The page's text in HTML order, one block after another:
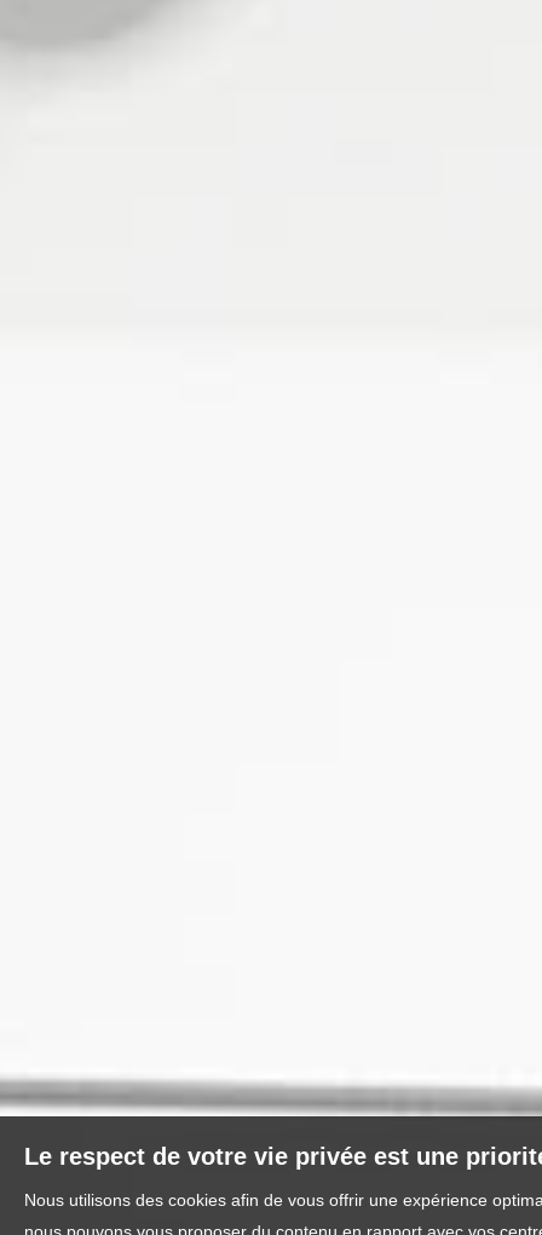
Le respect de votre vie privée est une
Nous utilisons des cookies afin de vous offrir une expérience